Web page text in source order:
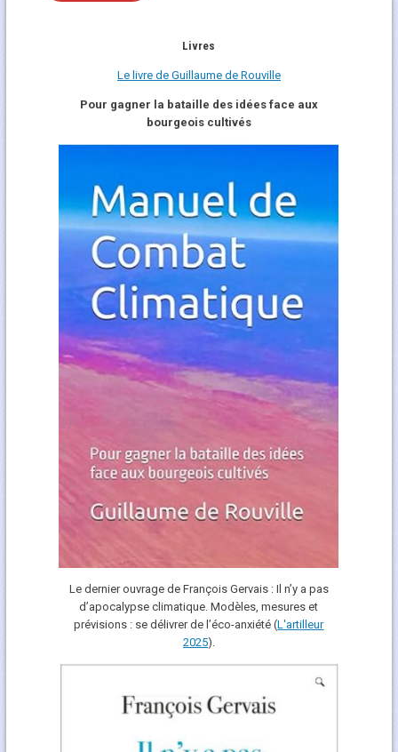
Livres
Le livre de Guillaume de Rouville
Pour gagner la bataille des idées face aux
bourgeois cultivés
Le dernier ouvrage de François Gervais : Il n’y a pas
d’apocalypse climatique. Modèles, mesures et
prévisions : se délivrer de l’éco-anxiété (L'artilleur
2025).